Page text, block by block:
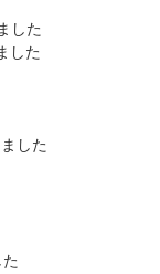
した
した
した